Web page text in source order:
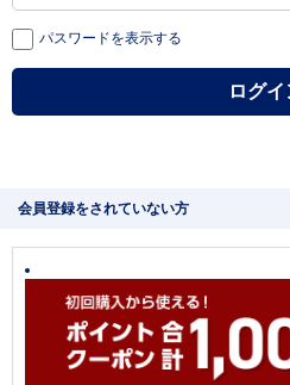
パスワードを表示する
会員登録をされていない方